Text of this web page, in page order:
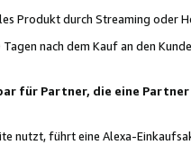
Produkt durch Streaming oder
nach dem Kauf an den
für Partner, die eine
nutzt, führt eine Alexa-